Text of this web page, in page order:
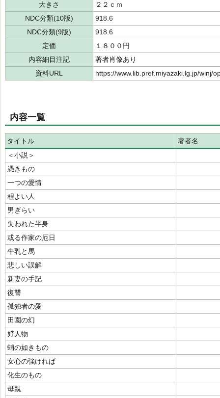
大きさ
２２ｃｍ
NDC分類(10版)
918.6
NDC分類(9版)
918.6
定価
１８００円
内容細目注記
著者肖像あり
資料URL
https://www.lib.pref.miyazaki.lg.jp/winj/
内容一覧
タイトル
著者名
＜小説＞
憑きもの
一つの愛情
程よい人
男ぎらい
失われた半身
或る作家の厄日
牛乳と馬
悲しい誤解
新妻の手記
復讐
孤独者の愛
田園の幻
好人物
蛸の如きもの
女心の強ければ
化生のもの
母親